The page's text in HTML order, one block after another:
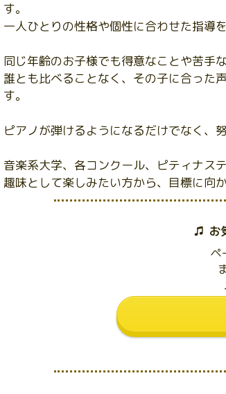
す。
一人ひとりの性格や個性に合わせた指導
同じ年齢のお子様でも得意なことや苦手
誰とも比べることなく、その子に合った
す。
ピアノが弾けるようになるだけでなく、
音楽系大学、各コンクール、ピティナス
趣味として楽しみたい方から、目標に向
♫ お
ペ